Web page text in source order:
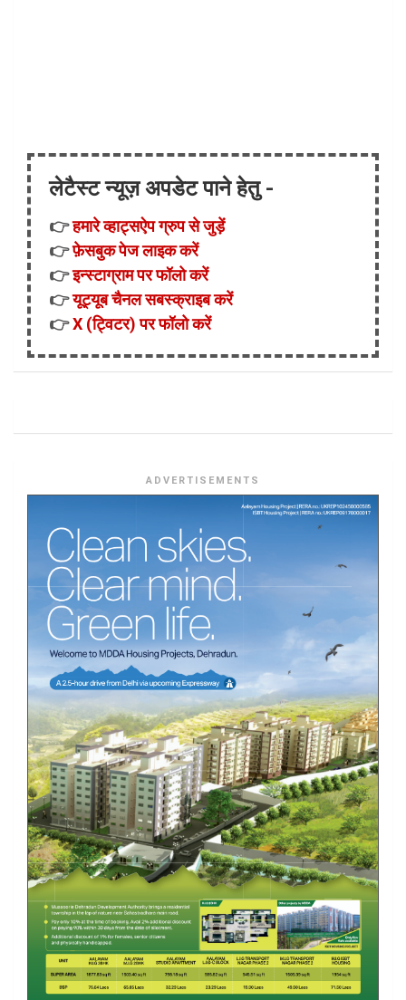
लेटैस्ट न्यूज़ अपडेट पाने हेतु -
👉हमारे व्हाट्सऐप ग्रुप से जुड़ें
👉फ़ेसबुक पेज लाइक करें
👉इन्स्टाग्राम पर फॉलो करें
👉यूट्यूब चैनल सबस्क्राइब करें
👉X (ट्विटर) पर फॉलो करें
ADVERTISEMENTS